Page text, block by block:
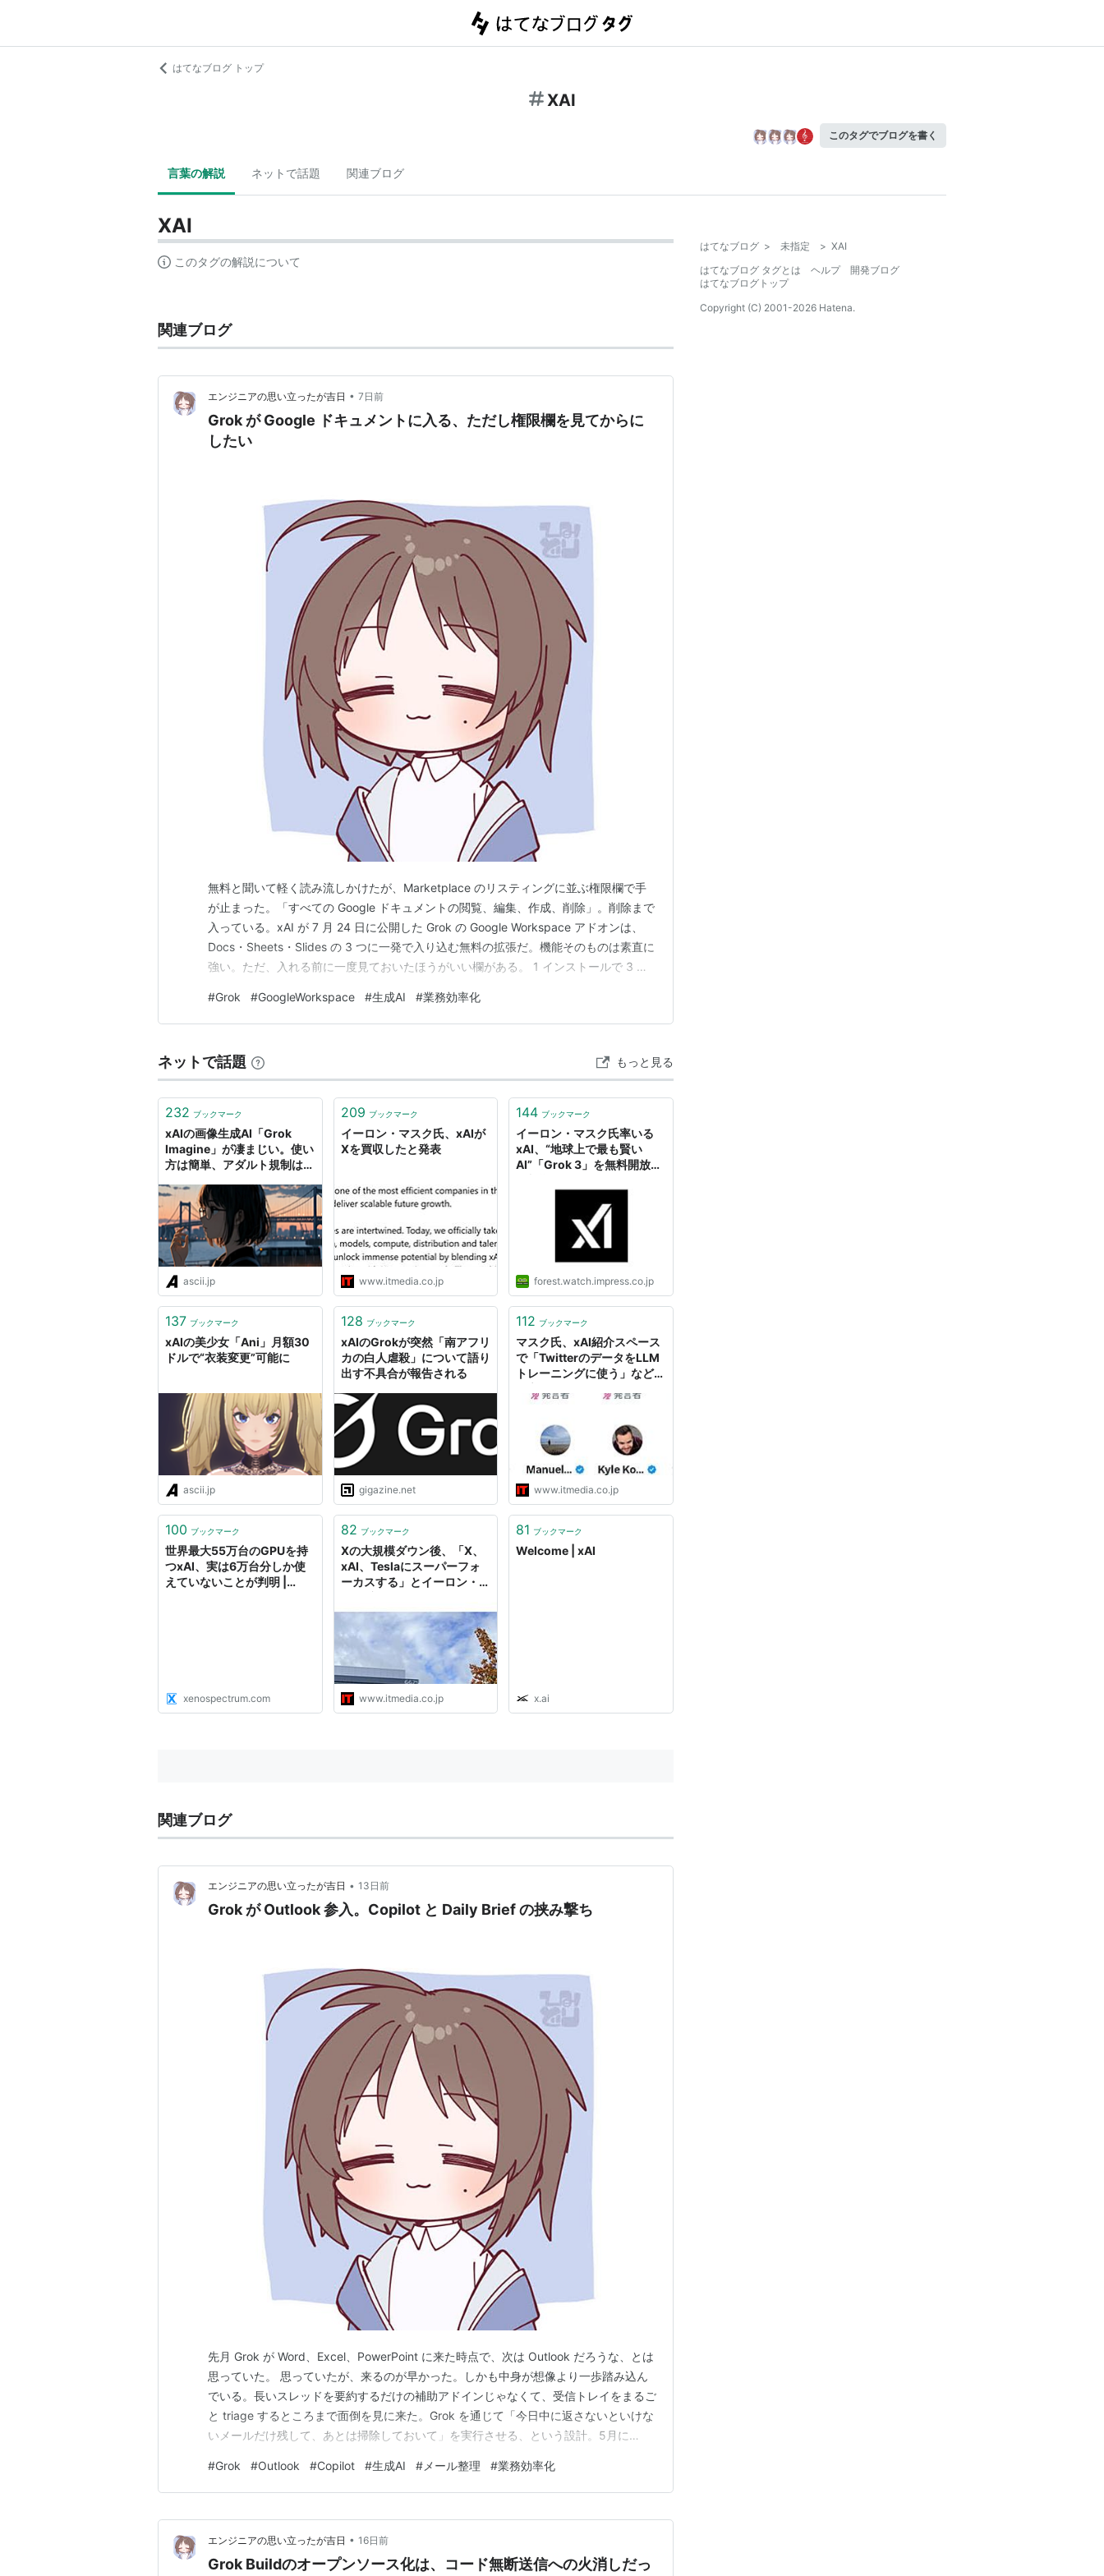
はてなブログ トップ
XAI
このタグでブログを書く
言葉の解説 ネットで話題 関連ブログ
XAI
このタグの解説について
関連ブログ
エンジニアの思い立ったが吉日 • 7日前
Grok が Google ドキュメントに入る、ただし権限欄を見てからに
したい
無料と聞いて軽く読み流しかけたが、Marketplace のリスティングに並ぶ権限欄で手
が止まった。「すべての Google ドキュメントの閲覧、編集、作成、削除」。削除まで
入っている。xAI が 7 月 24 日に公開した Grok の Google Workspace アドオンは、
Docs・Sheets・Slides の 3 つに一発で入り込む無料の拡張だ。機能そのものは素直に
強い。ただ、入れる前に一度見ておいたほうがいい欄がある。 1 インストールで 3 ア
る 「すべての文書を削除できる」に同…
#Grok #GoogleWorkspace #生成AI #業務効率化
ネットで話題 もっと見る
232 ブックマーク
xAIの画像生成AI「Grok
Imagine」が凄まじい。使い
方は簡単、アダルト規制はユ
ascii.jp
209 ブックマーク
イーロン・マスク氏、xAIが
Xを買収したと発表
www.itmedia.co.jp
144 ブックマーク
イーロン・マスク氏率いる
xAI、“地球上で最も賢い
AI”「Grok 3」を無料開放／
forest.watch.impress.co.jp
137 ブックマーク
xAIの美少女「Ani」月額30
ドルで“衣装変更”可能に
ascii.jp
128 ブックマーク
xAIのGrokが突然「南アフリ
カの白人虐殺」について語り
出す不具合が報告される
gigazine.net
112 ブックマーク
マスク氏、xAI紹介スペース
で「TwitterのデータをLLM
トレーニングに使う」などの
www.itmedia.co.jp
100 ブックマーク
世界最大55万台のGPUを持
つxAI、実は6万台分しか使
えていないことが判明 |
xenospectrum.com
82 ブックマーク
Xの大規模ダウン後、「X、
xAI、Teslaにスーパーフォ
ーカスする」とイーロン・マ
www.itmedia.co.jp
81 ブックマーク
Welcome | xAI
x.ai
関連ブログ
エンジニアの思い立ったが吉日 • 13日前
Grok が Outlook 参入。Copilot と Daily Brief の挟み撃ち
先月 Grok が Word、Excel、PowerPoint に来た時点で、次は Outlook だろうな、とは
思っていた。 思っていたが、来るのが早かった。しかも中身が想像より一歩踏み込ん
でいる。長いスレッドを要約するだけの補助アドインじゃなくて、受信トレイをまるご
と triage するところまで面倒を見に来た。Grok を通じて「今日中に返さないといけな
いメールだけ残して、あとは掃除しておいて」を実行させる、という設計。5月に
ち上がる、と書いたけれど、そこに xAI が Outlook の…
#Grok #Outlook #Copilot #生成AI #メール整理 #業務効率化
エンジニアの思い立ったが吉日 • 16日前
Grok Buildのオープンソース化は、コード無断送信への火消しだっ
はてなブログ > 未指定 > XAI
はてなブログ タグとは
ヘルプ
開発ブログ
はてなブログトップ
Copyright (C) 2001-2026 Hatena.